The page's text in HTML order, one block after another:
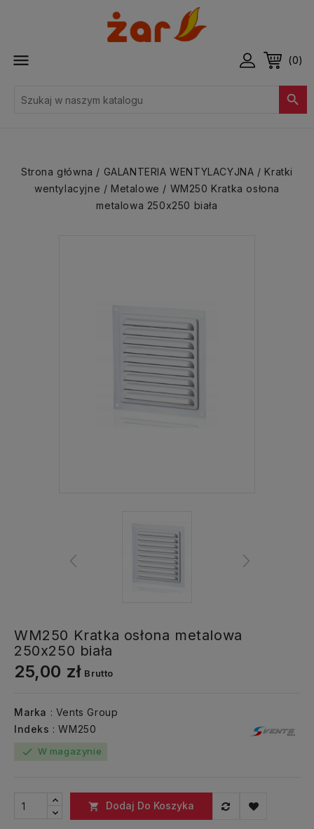
 (0)

Strona główna GALANTERIA WENTYLACYJNA
Kratki
wentylacyjne
Metalowe
WM250 Kratka osłona
metalowa 250x250 biała
WM250 Kratka osłona metalowa
250x250 biała
25,00 zł Brutto
Marka : Vents Group
Indeks : WM250
check W magazynie
 Dodaj Do Koszyka